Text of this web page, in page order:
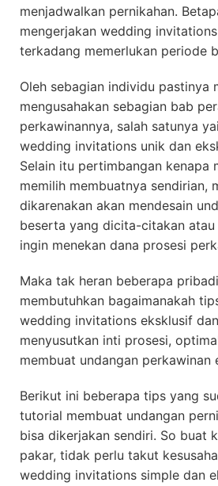
menjadwalkan pernikahan.
mengerjakan wedding
terkadang memerlukan periode
Oleh sebagian individu pastinya
mengusahakan sebagian bab
perkawinannya, salah satunya
wedding invitations unik dan
Selain itu pertimbangan kenapa
memilih membuatnya sendirian,
dikarenakan akan mendesain
beserta yang dicita-citakan atau
ingin menekan dana prosesi
Maka tak heran beberapa
membutuhkan bagaimanakah
wedding invitations eksklusif
menyusutkan inti prosesi,
membuat undangan perkawinan
Berikut ini beberapa tips yang
tutorial membuat undangan
bisa dikerjakan sendiri. So buat
pakar, tidak perlu takut
wedding invitations simple dan